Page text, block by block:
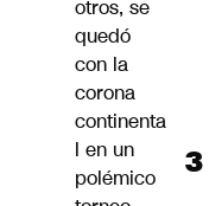
otros, se
quedó
con la
corona
continenta
l en un
polémico